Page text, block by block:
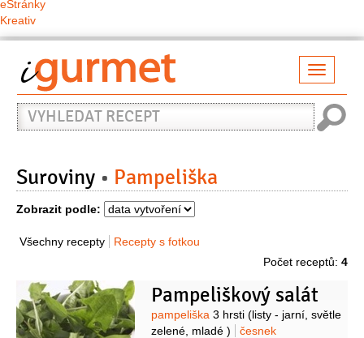
eStránky
Kreativ
Vyhledat
recept
Suroviny Pampeliška
Zobrazit podle:
Všechny recepty
Recepty s fotkou
Počet receptů: 4
Pampeliškový salát
Suroviny
pampeliška 3 hrsti (listy - jarní, světle
zelené, mladé )
česnek